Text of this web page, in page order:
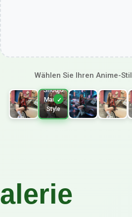
Wählen Sie Ihren Anime-Stil
Shoujo
Manga
Style